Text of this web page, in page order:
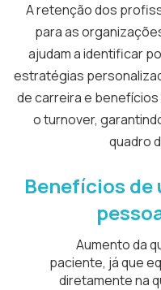
A retenção dos
para as
ajudam a identificar
estratégias
de carreira e
o turnover,
quadro
Benefícios de
Aumento da
paciente, já que
diretamente na